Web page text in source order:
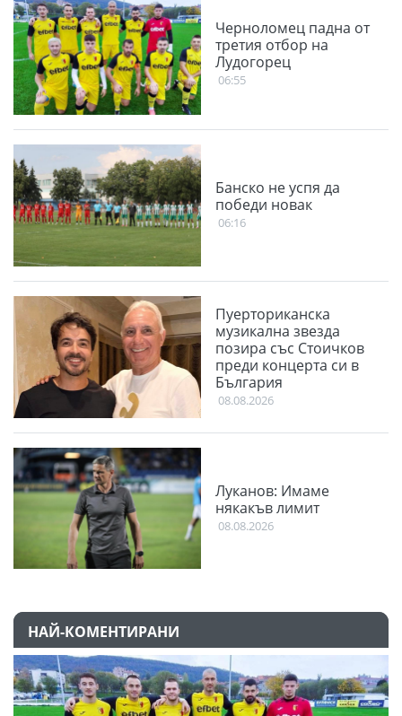
Черноломец падна от
третия отбор на
Лудогорец
06:55
Банско не успя да
победи новак
06:16
Пуерториканска
музикална звезда
позира със Стоичков
преди концерта си в
България
08.08.2026
Луканов: Имаме
някакъв лимит
08.08.2026
НАЙ-КОМЕНТИРАНИ